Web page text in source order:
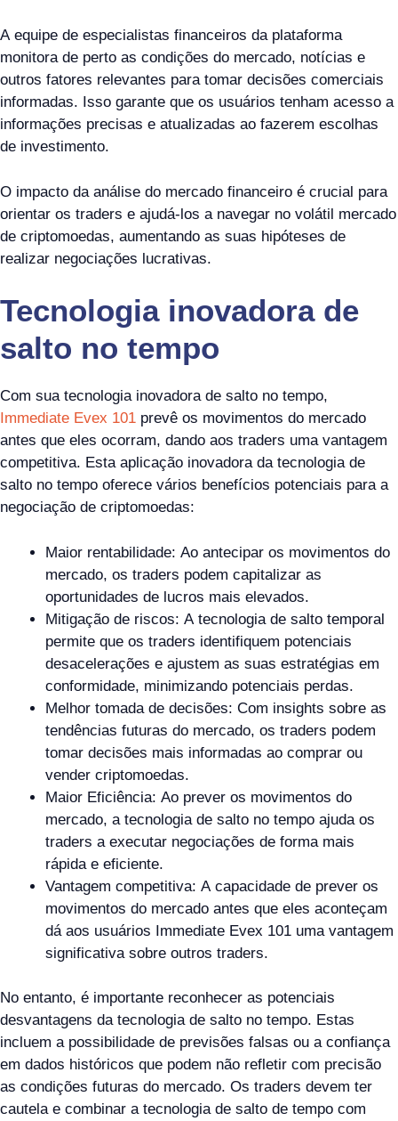
A equipe de especialistas financeiros da plataforma
monitora de perto as condições do mercado, notícias e
outros fatores relevantes para tomar decisões comerciais
informadas. Isso garante que os usuários tenham acesso a
informações precisas e atualizadas ao fazerem escolhas
de investimento.
O impacto da análise do mercado financeiro é crucial para
orientar os traders e ajudá-los a navegar no volátil mercado
de criptomoedas, aumentando as suas hipóteses de
realizar negociações lucrativas.
Tecnologia inovadora de
salto no tempo
Com sua tecnologia inovadora de salto no tempo,
Immediate Evex 101 prevê os movimentos do mercado
antes que eles ocorram, dando aos traders uma vantagem
competitiva. Esta aplicação inovadora da tecnologia de
salto no tempo oferece vários benefícios potenciais para a
negociação de criptomoedas:
Maior rentabilidade: Ao antecipar os movimentos do
mercado, os traders podem capitalizar as
oportunidades de lucros mais elevados.
Mitigação de riscos: A tecnologia de salto temporal
permite que os traders identifiquem potenciais
desacelerações e ajustem as suas estratégias em
conformidade, minimizando potenciais perdas.
Melhor tomada de decisões: Com insights sobre as
tendências futuras do mercado, os traders podem
tomar decisões mais informadas ao comprar ou
vender criptomoedas.
Maior Eficiência: Ao prever os movimentos do
mercado, a tecnologia de salto no tempo ajuda os
traders a executar negociações de forma mais
rápida e eficiente.
Vantagem competitiva: A capacidade de prever os
movimentos do mercado antes que eles aconteçam
dá aos usuários Immediate Evex 101 uma vantagem
significativa sobre outros traders.
No entanto, é importante reconhecer as potenciais
desvantagens da tecnologia de salto no tempo. Estas
incluem a possibilidade de previsões falsas ou a confiança
em dados históricos que podem não refletir com precisão
as condições futuras do mercado. Os traders devem ter
cautela e combinar a tecnologia de salto de tempo com